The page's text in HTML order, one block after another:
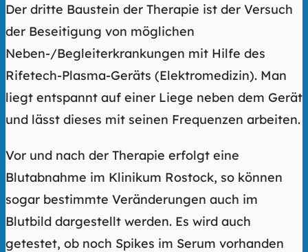
Der dritte Baustein der Therapie ist der Versuch
der Beseitigung von möglichen
Neben-/Begleiterkrankungen mit Hilfe des
Rifetech-Plasma-Geräts (Elektromedizin). Man
liegt entspannt auf einer Liege neben dem Gerät
und lässt dieses mit seinen Frequenzen arbeiten.
Vor und nach der Therapie erfolgt eine
Blutabnahme im Klinikum Rostock, so können
sogar bestimmte Veränderungen auch im
Blutbild dargestellt werden. Es wird auch
getestet, ob noch Spikes im Serum vorhanden